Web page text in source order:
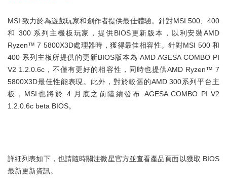
MSI 致力於為遊戲玩家和創作者提供最佳體驗。針對MSI 500、400
和 300 系列主機板玩家，提供BIOS更新版本，以利安裝AMD
Ryzen™ 7 5800X3D處理器時，獲得最佳相容性。針對MSI 500 和
400 系列主板所提供的更新BIOS版本為 AMD AGESA COMBO PI
V2 1.2.0.6c，不僅有更好的相容性，同時也提供AMD Ryzen™ 7
5800X3D最佳性能表現。此外，對於較舊的AMD 300系列平台主
板，MSI也將於 4 月底之前陸續發布 AGESA COMBO PI V2
1.2.0.6c beta BIOS。
詳細列表如下，也請隨時關注微星官方並查看產品頁面以獲取 BIOS
最新更新資訊。